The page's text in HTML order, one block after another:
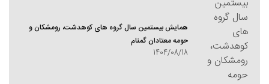
همایش بیستمین سال گروه های کوهدشت، رومشکان و
حومه معتادان گمنام
1404/08/18